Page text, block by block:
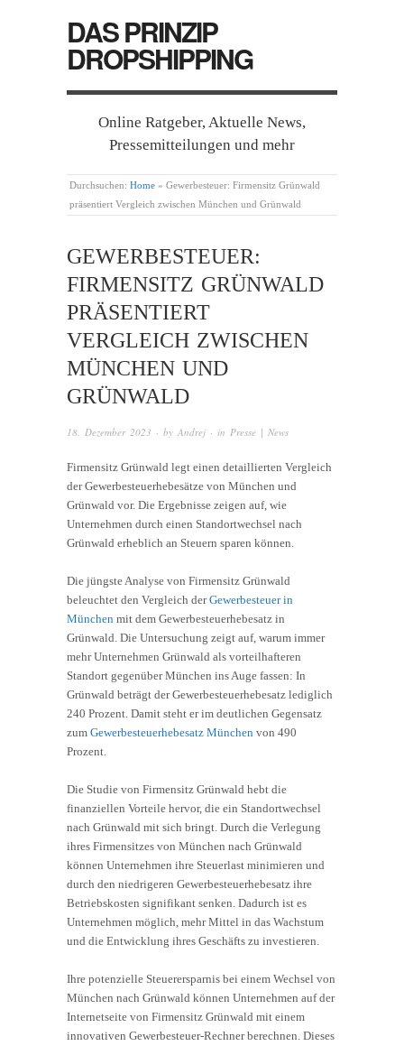
DAS PRINZIP
DROPSHIPPING
Online Ratgeber, Aktuelle News,
Pressemitteilungen und mehr
Durchsuchen: Home » Gewerbesteuer: Firmensitz Grünwald
präsentiert Vergleich zwischen München und Grünwald
GEWERBESTEUER:
FIRMENSITZ GRÜNWALD
PRÄSENTIERT
VERGLEICH ZWISCHEN
MÜNCHEN UND
GRÜNWALD
18. Dezember 2023 · by Andrej · in Presse | News
Firmensitz Grünwald legt einen detaillierten Vergleich
der Gewerbesteuerhebesätze von München und
Grünwald vor. Die Ergebnisse zeigen auf, wie
Unternehmen durch einen Standortwechsel nach
Grünwald erheblich an Steuern sparen können.
Die jüngste Analyse von Firmensitz Grünwald
beleuchtet den Vergleich derGewerbesteuer in
München mit dem Gewerbesteuerhebesatz in
Grünwald. Die Untersuchung zeigt auf, warum immer
mehr Unternehmen Grünwald als vorteilhafteren
Standort gegenüber München ins Auge fassen: In
Grünwald beträgt der Gewerbesteuerhebesatz lediglich
240 Prozent. Damit steht er im deutlichen Gegensatz
zum Gewerbesteuerhebesatz München von 490
Prozent.
Die Studie von Firmensitz Grünwald hebt die
finanziellen Vorteile hervor, die ein Standortwechsel
nach Grünwald mit sich bringt. Durch die Verlegung
ihres Firmensitzes von München nach Grünwald
können Unternehmen ihre Steuerlast minimieren und
durch den niedrigeren Gewerbesteuerhebesatz ihre
Betriebskosten signifikant senken. Dadurch ist es
Unternehmen möglich, mehr Mittel in das Wachstum
und die Entwicklung ihres Geschäfts zu investieren.
Ihre potenzielle Steuerersparnis bei einem Wechsel von
München nach Grünwald können Unternehmen auf der
Internetseite von Firmensitz Grünwald mit einem
innovativen Gewerbesteuer-Rechner berechnen. Dieses